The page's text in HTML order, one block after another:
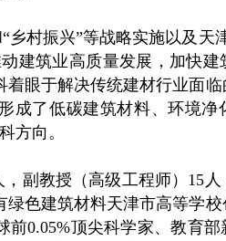
乡村振兴”等战略实施以及天
建筑业高质量发展，加快
眼于解决传统建材行业面
成了低碳建筑材料、环境净
方向。
副教授（高级工程师）15
绿色建筑材料天津市高等学
0.05%顶尖科学家、教育部